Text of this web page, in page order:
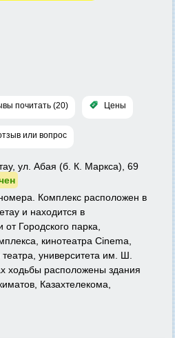
почитать (20) Цены
или вопрос
ул. Абая (б. К. Маркса), 69
Комплекс расположен в
и находится в
Городского парка,
кинотеатра Cinema,
театра, университета им. Ш.
ходьбы расположены здания
Казахтелекома,